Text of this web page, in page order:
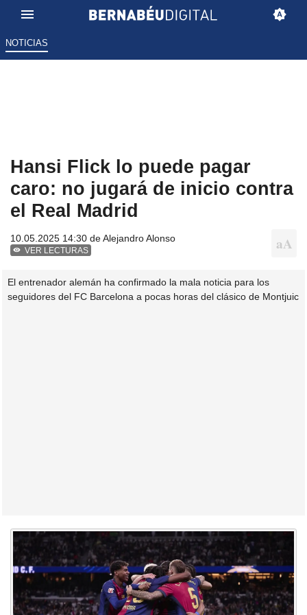
NOTICIAS
Hansi Flick lo puede pagar
caro: no jugará de inicio contra
el Real Madrid
10.05.2025 14:30 deAlejandro Alonso
VER LECTURAS
El entrenador alemán ha confirmado la mala noticia para los
seguidores del FC Barcelona a pocas horas del clásico de Montjuic